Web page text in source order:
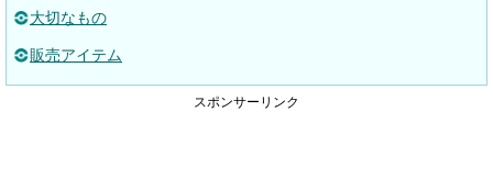
大切なもの
販売アイテム
スポンサーリンク